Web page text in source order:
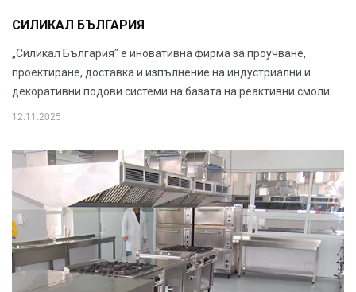
СИЛИКАЛ БЪЛГАРИЯ
„Силикал България” е иновативна фирма за проучване,
проектиране, доставка и изпълнение на индустриални и
декоративни подови системи на базата на реактивни смоли.
12.11.2025